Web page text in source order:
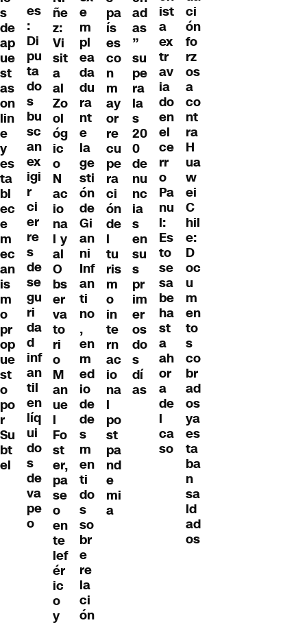
s
de
ap
ue
st
as
on
lin
e
y
es
ta
bl
ec
e
m
ec
an
is
m
o
pr
op
ue
st
o
po
r
Su
bt
el
es
:
Di
pu
ta
do
s
bu
sc
an
ex
igi
r
ci
er
re
s
de
se
gu
ri
da
d
inf
an
til
en
líq
ui
do
s
de
va
pe
o
ñe
z:
Vi
sit
a
al
Zo
ol
óg
ic
o
N
ac
io
na
l y
al
O
bs
er
va
to
ri
o
M
an
ue
l
Fo
st
er,
pa
se
o
en
te
lef
ér
ic
o
y
e
m
pl
ea
da
du
ra
nt
e
la
ge
sti
ón
de
Gi
an
ni
Inf
an
ti
no
,
en
m
ed
io
de
de
s
m
en
ti
do
s
so
br
e
re
la
ci
ón
pa
ís
es
co
n
m
ay
or
re
cu
pe
ra
ci
ón
de
l
tu
ris
m
o
in
te
rn
ac
io
na
l
po
st
pa
nd
e
mi
a
ad
as
”
su
pe
ra
la
s
20
0
de
nu
nc
ia
s
en
su
s
pr
im
er
os
do
s
dí
as
ist
a
ex
tr
av
ia
do
en
el
ce
rr
o
Pa
nu
l:
Es
to
se
sa
be
ha
st
a
ah
or
a
de
l
ca
so
ci
ón
fo
rz
os
a
co
nt
ra
H
ua
w
ei
C
hil
e:
D
oc
u
m
en
to
s
co
br
ad
os
ya
es
ta
ba
n
sa
ld
ad
os